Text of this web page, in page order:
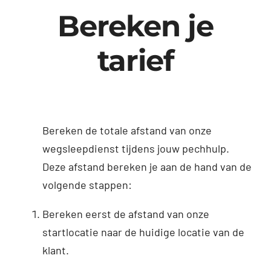
Bereken je
tarief
Bereken de totale afstand van onze
wegsleepdienst tijdens jouw pechhulp.
Deze afstand bereken je aan de hand van de
volgende stappen:
Bereken eerst de afstand van onze
startlocatie naar de huidige locatie van de
klant.